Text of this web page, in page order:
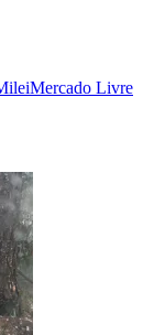
Mercado Livre